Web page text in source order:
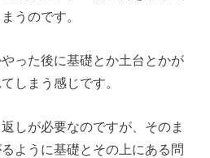
うのです。
った後に基礎とか土台とかが
しまう感じです。
しが必要なのですが、そのま
ように基礎とその上にある問